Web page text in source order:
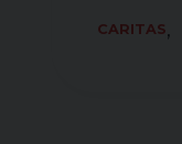
CARITAS,